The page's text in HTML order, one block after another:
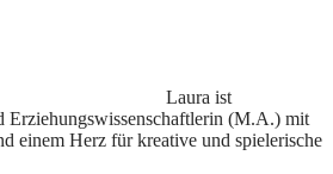
Laura ist
Erziehungswissenschaftlerin (M.A.) mit
einem Herz für kreative und spielerische